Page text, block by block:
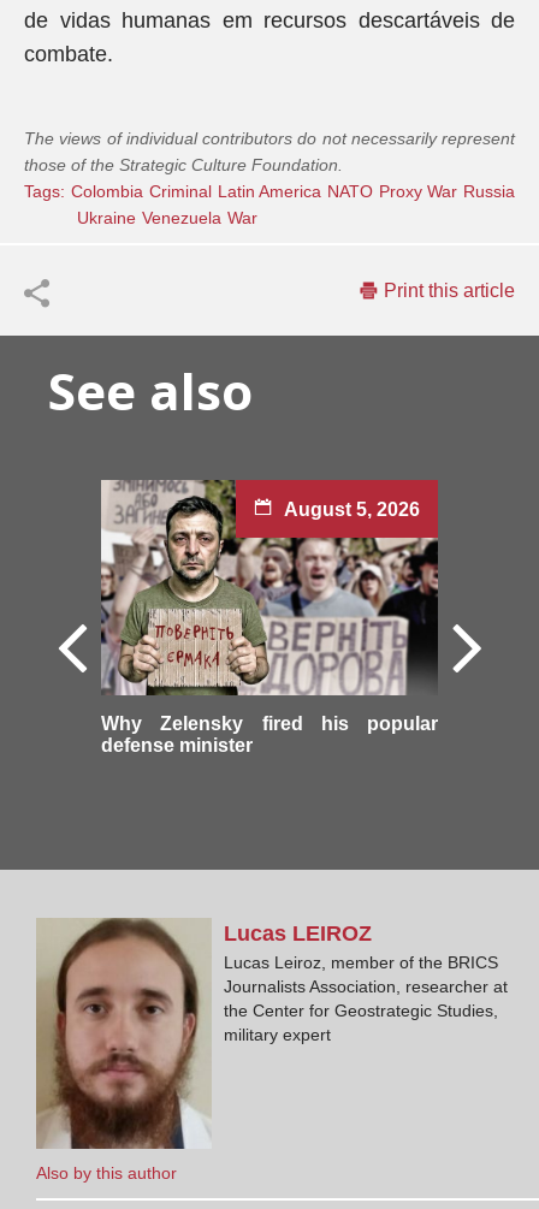
de vidas humanas em recursos descartáveis de
combate.
The views of individual contributors do not necessarily represent
those of the Strategic Culture Foundation.
Tags: Colombia Criminal Latin America NATO Proxy War Russia
Ukraine Venezuela War
Print this article
See also
August 5, 2026
Why Zelensky fired his popular
defense minister
Also by this author
Lucas LEIROZ
Lucas Leiroz, member of the BRICS
Journalists Association, researcher at
the Center for Geostrategic Studies,
military expert